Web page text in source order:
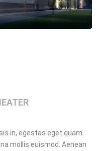
in, egestas eget quam.
mollis euismod. Aenean